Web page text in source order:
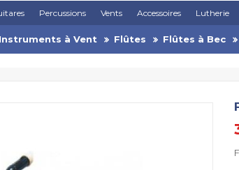
Percussions Vents Accessoires Lutherie
Instruments à Vent Flûtes Flûtes à Bec